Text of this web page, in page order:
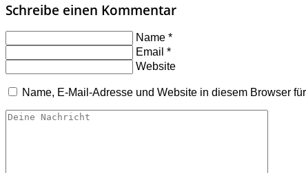
Schreibe einen Kommentar
Name *
Email *
Website
Name, E-Mail-Adresse und Website in diesem Browser